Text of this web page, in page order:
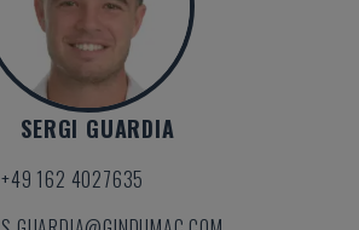
SERGI GUARDIA
+49 162 4027635